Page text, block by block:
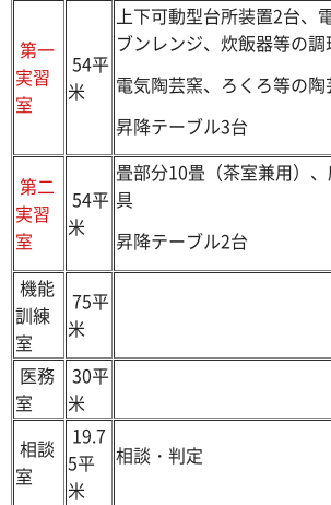
第一
実習
室
54平
米
上下可動型台所装置2台、
ブンレンジ、炊飯器等の
電気陶芸窯、ろくろ等の陶
昇降テーブル3台
第二
実習
室
54平
米
畳部分10畳（茶室兼用）
具
昇降テーブル2台
機能
訓練
室
75平
米
医務
室
30平
米
相談
室
19.7
5平
米
相談・判定